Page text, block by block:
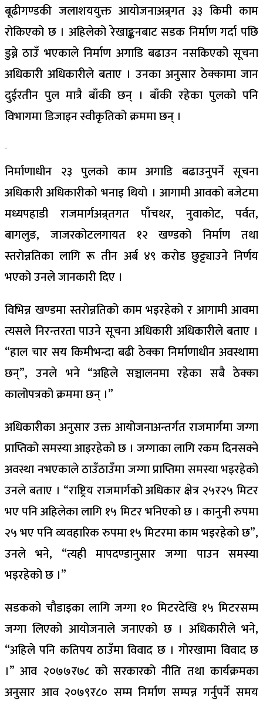
बूढीगण्डकी जलाशययुक्त आयोजनाअन्र्गत ३३ किमी काम
रोकिएको छ । अहिलेको रेखाङ्कनबाट सडक निर्माण गर्दा पछि
डुब्ने ठाउँ भएकाले निर्माण अगाडि बढाउन नसकिएको सूचना
अधिकारी अधिकारीले बताए । उनका अनुसार ठेक्कामा जान
दुईरतीन पुल मात्रै बाँकी छन् । बाँकी रहेका पुलको पनि
विभागमा डिजाइन स्वीकृतिको क्रममा छन् ।
निर्माणाधीन २३ पुलको काम अगाडि बढाउनुपर्ने सूचना
अधिकारी अधिकारीको भनाइ थियो । आगामी आवको बजेटमा
मध्यपहाडी राजमार्गअन्र्तगत पाँचथर, नुवाकोट, पर्वत,
बागलुङ, जाजरकोटलगायत १२ खण्डको निर्माण तथा
स्तरोन्नतिका लागि रू तीन अर्ब ४९ करोड छुट्ट्याउने निर्णय
भएको उनले जानकारी दिए ।
विभिन्न खण्डमा स्तरोन्नतिको काम भइरहेको र आगामी आवमा
त्यसले निरन्तरता पाउने सूचना अधिकारी अधिकारीले बताए ।
“हाल चार सय किमीभन्दा बढी ठेक्का निर्माणाधीन अवस्थामा
छन्”, उनले भने “अहिले सञ्चालनमा रहेका सबै ठेक्का
कालोपत्रको क्रममा छन् ।”
अधिकारीका अनुसार उक्त आयोजनाअन्तर्गत राजमार्गमा जग्गा
प्राप्तिको समस्या आइरहेको छ । जग्गाका लागि रकम दिनसक्ने
अवस्था नभएकाले ठाउँठाउँमा जग्गा प्राप्तिमा समस्या भइरहेको
उनले बताए । “राष्ट्रिय राजमार्गकोे अधिकार क्षेत्र २५र२५ मिटर
भए पनि अहिलेका लागि १५ मिटर भनिएको छ । कानुनी रुपमा
२५ भए पनि व्यवहारिक रुपमा १५ मिटरमा काम भइरहेको छ”,
उनले भने, “त्यही मापदण्डानुसार जग्गा पाउन समस्या
भइरहेको छ ।”
सडकको चौडाइका लागि जग्गा १० मिटरदेखि १५ मिटरसम्म
जग्गा लिएको आयोजनाले जनाएको छ । अधिकारीले भने,
“अहिले पनि कतिपय ठाउँमा विवाद छ । गोरखामा विवाद छ
।” आव २०७७र७८ को सरकारको नीति तथा कार्यक्रमका
अनुसार आव २०७९र८० सम्म निर्माण सम्पन्न गर्नुपर्ने समय